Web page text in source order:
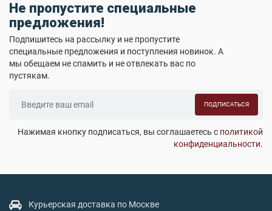
Не пропустите специальные
предложения!
Подпишитесь на рассылку и не пропустите
специальные предложения и поступления новинок. А
мы обещаем не спамить и не отвлекать вас по
пустякам.
ПОДПИСАТЬСЯ
Нажимая кнопку подписаться, вы соглашаетесь с политикой
конфиденциальности.
Курьерская доставка по Москве